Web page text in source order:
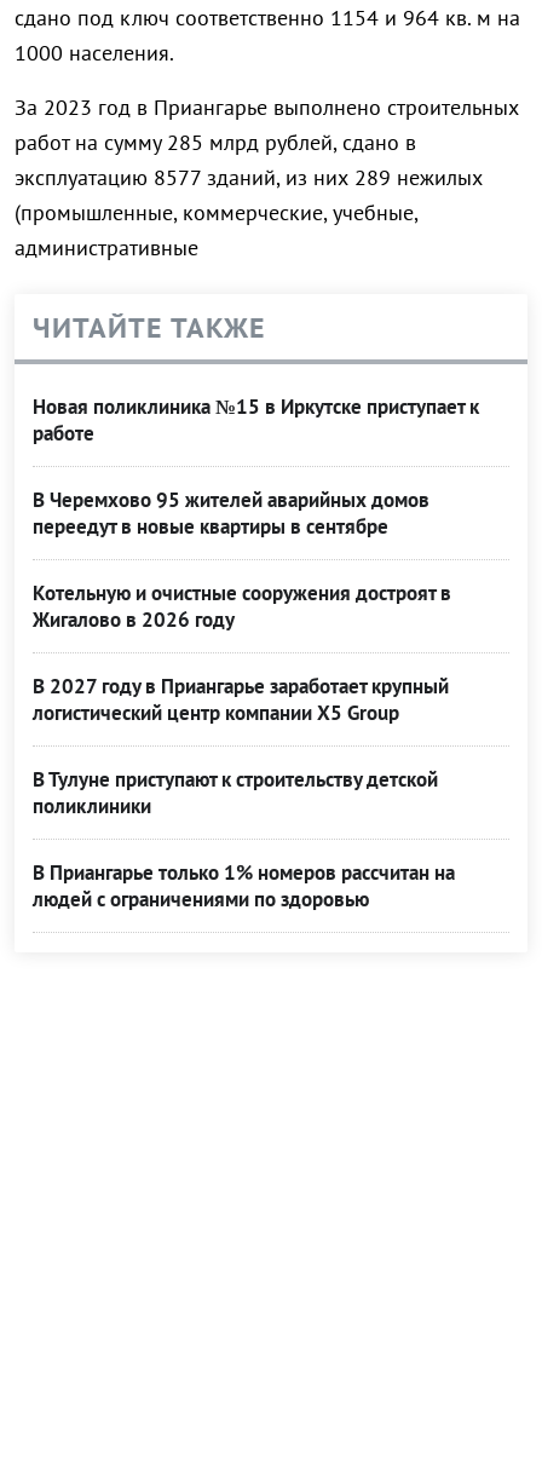
сдано под ключ соответственно 1154 и 964 кв. м на
1000 населения.
За 2023 год в Приангарье выполнено строительных
работ на сумму 285 млрд рублей, сдано в
эксплуатацию 8577 зданий, из них 289 нежилых
(промышленные, коммерческие, учебные,
административные
ЧИТАЙТЕ ТАКЖЕ
Новая поликлиника №15 в Иркутске приступает к
работе
В Черемхово 95 жителей аварийных домов
переедут в новые квартиры в сентябре
Котельную и очистные сооружения достроят в
Жигалово в 2026 году
В 2027 году в Приангарье заработает крупный
логистический центр компании X5 Group
В Тулуне приступают к строительству детской
поликлиники
В Приангарье только 1% номеров рассчитан на
людей с ограничениями по здоровью